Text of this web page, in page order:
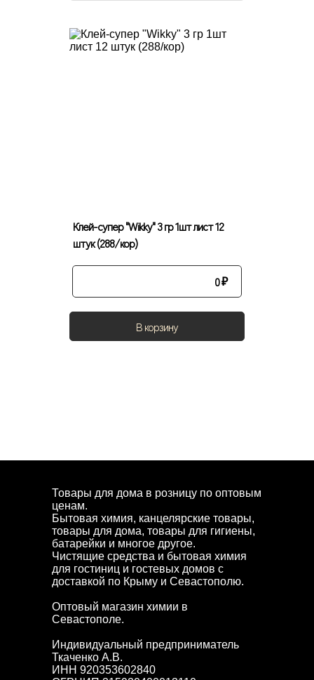
Клей-супер "Wikky" 3 гр 1шт лист 12
штук (288/кор)
0₽
В корзину
Товары для дома в розницу по оптовым
ценам.
Бытовая химия, канцелярские товары,
товары для дома, товары для гигиены,
батарейки и многое другое.
Чистящие средства и бытовая химия
для гостиниц и гостевых домов с
доставкой по Крыму и Севастополю.
Оптовый магазин химии в
Севастополе.
Индивидуальный предприниматель
Ткаченко А.В.
ИНН 920353602840